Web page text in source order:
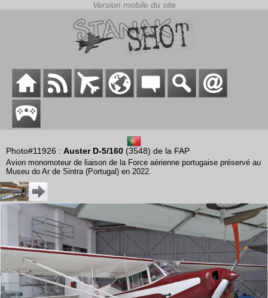
Photo#11926 : Auster D-5/160 (3548) de la FAP
Avion monomoteur de liaison de la Force aérienne portugaise préservé au
Museu do Ar de Sintra (Portugal) en 2022.